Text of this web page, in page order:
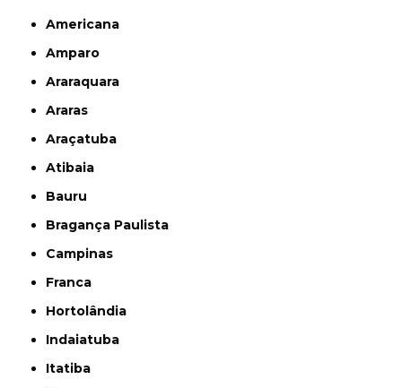
Americana
Amparo
Araraquara
Araras
Araçatuba
Atibaia
Bauru
Bragança Paulista
Campinas
Franca
Hortolândia
Indaiatuba
Itatiba